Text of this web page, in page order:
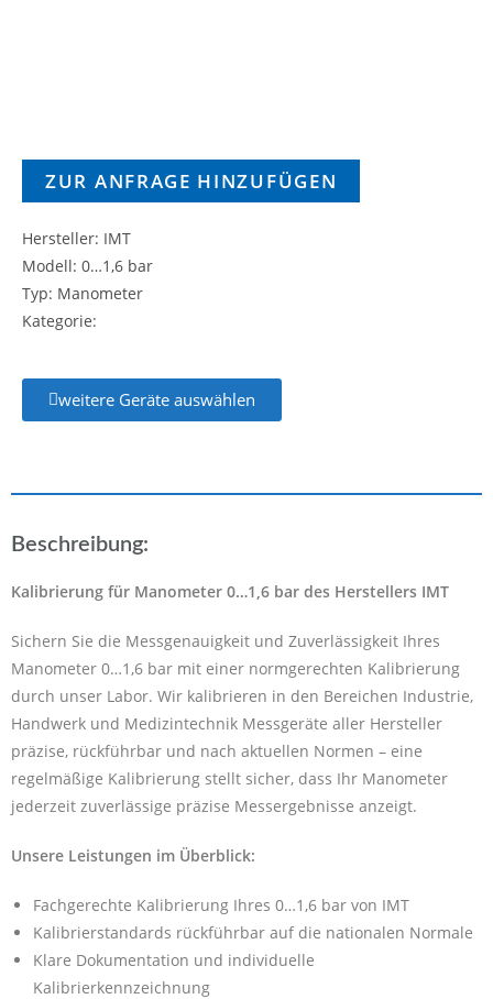
ZUR ANFRAGE HINZUFÜGEN
Hersteller: IMT
Modell: 0…1,6 bar
Typ: Manometer
Kategorie:
weitere Geräte auswählen
Beschreibung:
Kalibrierung für Manometer 0…1,6 bar des Herstellers IMT
Sichern Sie die Messgenauigkeit und Zuverlässigkeit Ihres
Manometer 0…1,6 bar mit einer normgerechten Kalibrierung
durch unser Labor. Wir kalibrieren in den Bereichen Industrie,
Handwerk und Medizintechnik Messgeräte aller Hersteller
präzise, rückführbar und nach aktuellen Normen – eine
regelmäßige Kalibrierung stellt sicher, dass Ihr Manometer
jederzeit zuverlässige präzise Messergebnisse anzeigt.
Unsere Leistungen im Überblick:
Fachgerechte Kalibrierung Ihres 0…1,6 bar von IMT
Kalibrierstandards rückführbar auf die nationalen Normale
Klare Dokumentation und individuelle
Kalibrierkennzeichnung